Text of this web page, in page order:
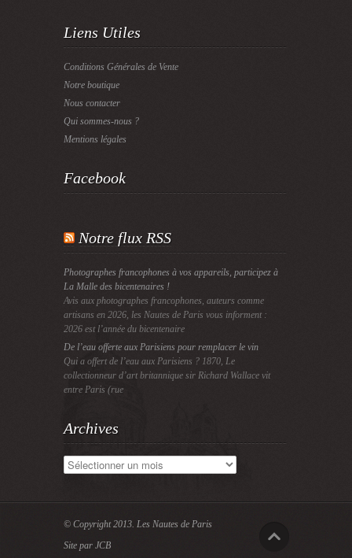
Liens Utiles
Conditions Générales de Vente
Notre boutique
Nous contacter
Qui sommes-nous ?
Mentions légales
Facebook
Notre flux RSS
Photographes francophones à vos appareils, participez à
La Malle des bicentenaires !
Avis aux photographes francophones, auteurs comme
artisans en 2026, les Nautes de Paris vous informent :
2026 est l’année du bicentenaire
De l’eau offerte aux Parisiens pour remplacer le vin
Qui a offert de l’eau aux Parisiens ? 1870, Le
collectionneur d’art britannique sir Richard Wallace vit
entre Paris (rue
Archives
Archives
© Copyright 2013. Les Nautes de Paris
Site par JCB